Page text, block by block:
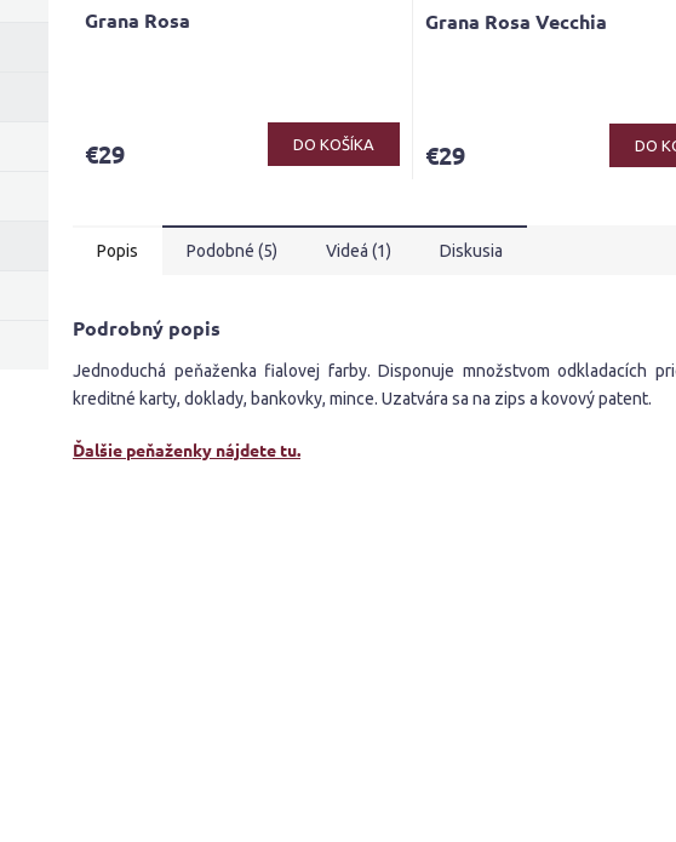
Grana Rosa
je
hviezdičiek.
€29 DO KOŠÍKA
Grana Rosa Vecchia
je
5
hviezdičiek.
€29 DO
Popis Podobné (5) Videá (1) Diskusia
Podrobný popis
Jednoduchá peňaženka fialovej farby. Disponuje množstvom odkladacích
kreditné karty, doklady, bankovky, mince. Uzatvára sa na zips a kovový patent.
Ďalšie peňaženky nájdete tu.